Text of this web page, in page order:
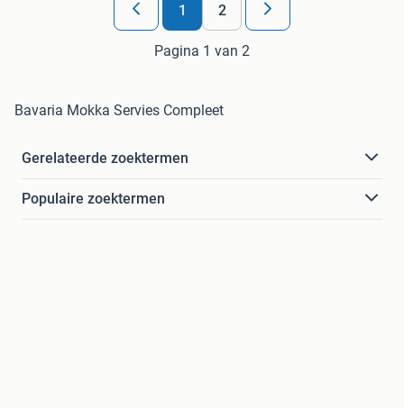
1 2
Pagina 1 van 2
Bavaria Mokka Servies Compleet
Gerelateerde zoektermen
Populaire zoektermen